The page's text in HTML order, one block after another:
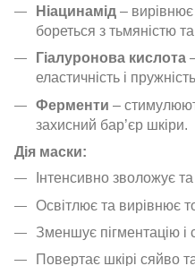
Ніацинамід –
бореться з тьмяністю
Гіалуронова кислота
еластичність і
Ферменти –
захисний бар’єр шкіри.
Дія маски:
Інтенсивно зволожує
Освітлює та вирівнює
Зменшує пігментацію і
Повертає шкірі сяйво